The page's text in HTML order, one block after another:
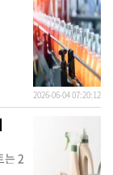
2026-06-04 07:20:12
미트는 2